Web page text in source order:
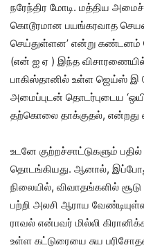
நரேந்திர மோடி. மத்திய
கொடூரமான பயங்கரவாத
செய்துள்ளன’ என்று கண்டனம்
(என் ஐ ஏ ) இந்த
பாகிஸ்தானில் உள்ள ஜெய்ஸ்
அமைப்புடன் தொடர்புடைய
தற்கொலை தாக்குதல், என்றது
உடனே குற்றச்சாட்டுகளும்
தொடங்கியது. ஆனால்,
நிலையில், விவாதங்களில்
பற்றி அலசி ஆராய
ராவல் என்பவர் மில்லி
உள்ள கட்டுரையை சுய